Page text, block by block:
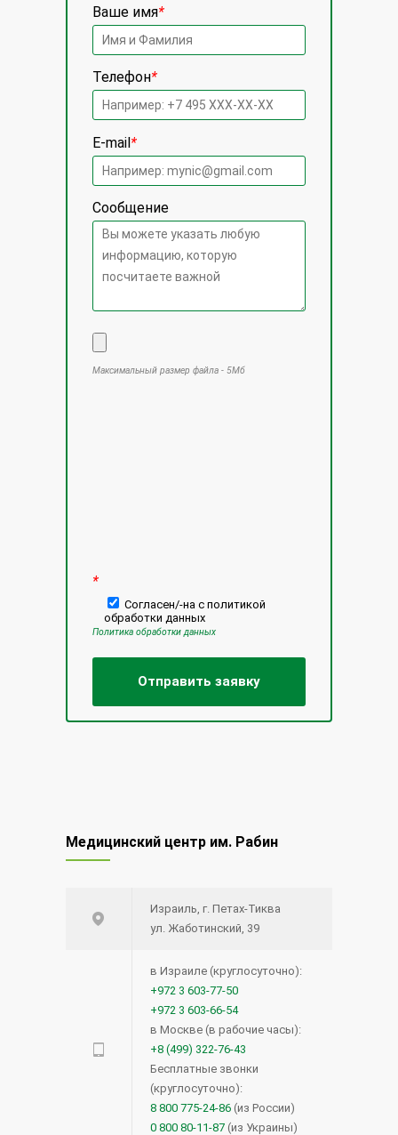
Ваше имя*
Телефон*
E-mail*
Сообщение
Максимальный размер файла - 5Мб
*
Согласен/-на с политикой
обработки данных
Политика обработки данных
Медицинский центр им. Рабин
Израиль, г. Петах-Тиква
ул. Жаботинский, 39
в Израиле (круглосуточно):
+972 3 603-77-50
+972 3 603-66-54
в Москве (в рабочие часы):
+8 (499) 322-76-43
Бесплатные звонки
(круглосуточно):
8 800 775-24-86 (из России)
0 800 80-11-87 (из Украины)